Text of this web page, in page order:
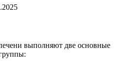
выполняют две основные